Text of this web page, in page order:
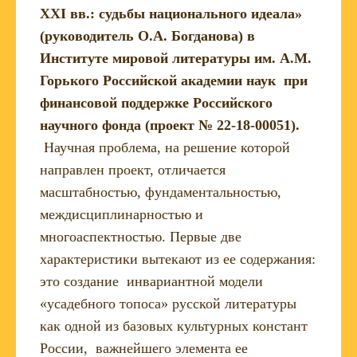
XXI вв.: судьбы национального идеала»
(руководитель О.А. Богданова) в
Институте мировой литературы им. А.М.
Горького Российской академии наук при
финансовой поддержке Российского
научного фонда (проект № 22-18-00051).
Научная проблема, на решение которой
направлен проект, отличается
масштабностью, фундаментальностью,
междисциплинарностью и
многоаспектностью. Первые две
характеристики вытекают из ее содержания:
это создание инвариантной модели
«усадебного топоса» русской литературы
как одной из базовых культурных констант
России, важнейшего элемента ее